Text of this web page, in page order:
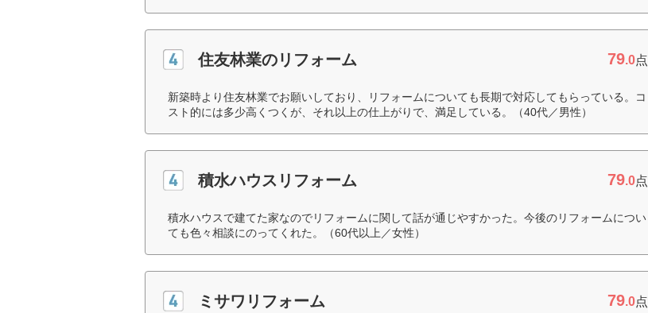
住友林業のリフォーム 79.0点
新築時より住友林業でお願いしており、リフォームについても長期で対応してもらっている。コ
スト的には多少高くつくが、それ以上の仕上がりで、満足している。（40代／男性）
積水ハウスリフォーム 79.0点
積水ハウスで建てた家なのでリフォームに関して話が通じやすかった。今後のリフォームについ
ても色々相談にのってくれた。（60代以上／女性）
ミサワリフォーム 79.0点